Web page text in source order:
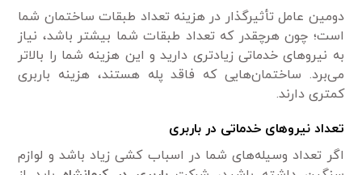
دومین عامل تأثیرگذار در هزینه تعداد طبقات ساختمان شما
است؛ چون هرچقدر که تعداد طبقات شما بیشتر باشد، نیاز
به نیروهای خدماتی زیادتری دارید و این هزینه شما را بالاتر
می‌برد. ساختمان‌هایی که فاقد پله هستند، هزینه باربری
کمتری دارند.
تعداد نیروهای خدماتی در باربری
اگر تعداد وسیله‌های شما در اسباب کشی زیاد باشد و لوازم